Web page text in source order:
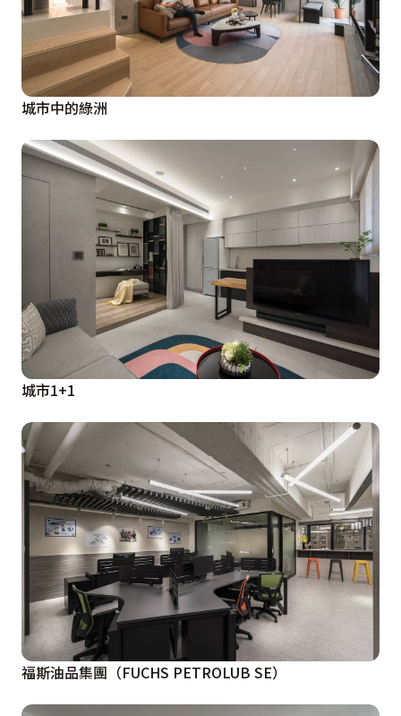
城市中的綠洲
城市1+1
福斯油品集團（FUCHS PETROLUB SE）